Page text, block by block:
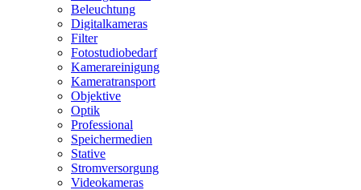
Beleuchtung
Digitalkameras
Filter
Fotostudiobedarf
Kamerareinigung
Kameratransport
Objektive
Optik
Professional
Speichermedien
Stative
Stromversorgung
Videokameras